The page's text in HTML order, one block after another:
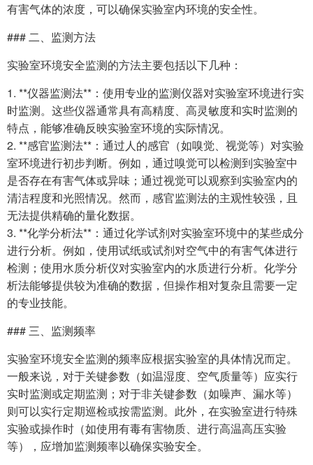
有害气体的浓度，可以确保实验室内环境的安全性。
### 二、监测方法
实验室环境安全监测的方法主要包括以下几种：
1. **仪器监测法**：使用专业的监测仪器对实验室环境进行实
时监测。这些仪器通常具有高精度、高灵敏度和实时监测的
特点，能够准确反映实验室环境的实际情况。
2. **感官监测法**：通过人的感官（如嗅觉、视觉等）对实验
室环境进行初步判断。例如，通过嗅觉可以检测到实验室中
是否存在有害气体或异味；通过视觉可以观察到实验室内的
清洁程度和光照情况。然而，感官监测法的主观性较强，且
无法提供精确的量化数据。
3. **化学分析法**：通过化学试剂对实验室环境中的某些成分
进行分析。例如，使用试纸或试剂对空气中的有害气体进行
检测；使用水质分析仪对实验室内的水质进行分析。化学分
析法能够提供较为准确的数据，但操作相对复杂且需要一定
的专业技能。
### 三、监测频率
实验室环境安全监测的频率应根据实验室的具体情况而定。
一般来说，对于关键参数（如温湿度、空气质量等）应实行
实时监测或定期监测；对于非关键参数（如噪声、漏水等）
则可以实行定期巡检或按需监测。此外，在实验室进行特殊
实验或操作时（如使用有毒有害物质、进行高温高压实验
等），应增加监测频率以确保实验安全。